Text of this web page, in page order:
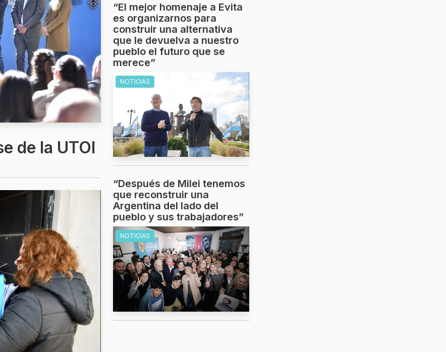
de la UTOI
“El mejor homenaje a Evita
es organizarnos para
construir una alternativa
que le devuelva a nuestro
pueblo el futuro que se
merece”
NOTICIAS
“Después de Milei tenemos
que reconstruir una
Argentina del lado del
pueblo y sus trabajadores”
NOTICIAS